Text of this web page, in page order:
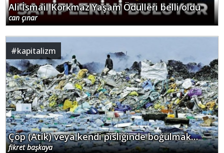
Ali İsmail Korkmaz Yaşam Ödülleri belli oldu
can çınar
#kapitalizm
Çöp (Atık) veya kendi pisliğinde boğulmak…
fikret başkaya